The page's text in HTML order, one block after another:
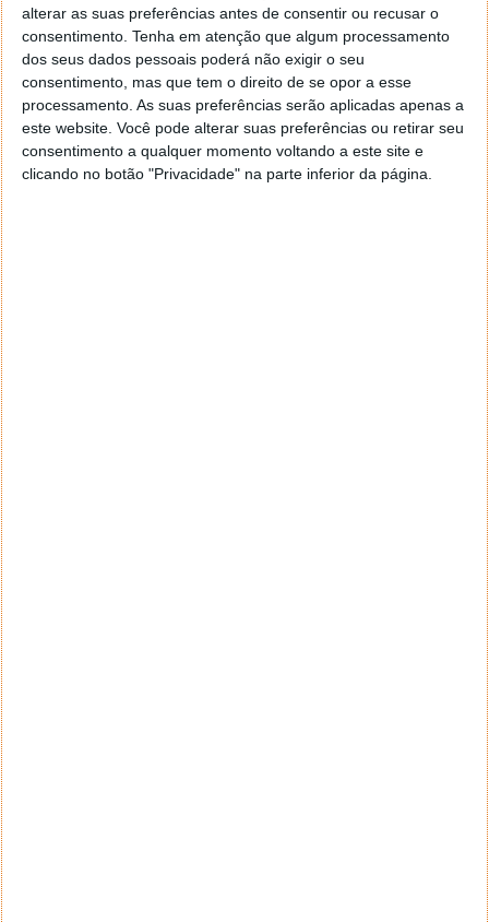
alterar as suas preferências antes de consentir ou recusar o
consentimento. Tenha em atenção que algum processamento
dos seus dados pessoais poderá não exigir o seu
consentimento, mas que tem o direito de se opor a esse
processamento. As suas preferências serão aplicadas apenas a
este website. Você pode alterar suas preferências ou retirar seu
consentimento a qualquer momento voltando a este site e
clicando no botão "Privacidade" na parte inferior da página.
As diferenças que vão ter no browser são óbvias e
diretas. Vão ver um tema escuro, com um barra preta
de base. Os diferentes separadores e a base do
próprio Chrome vai estar a cinzento escuro.